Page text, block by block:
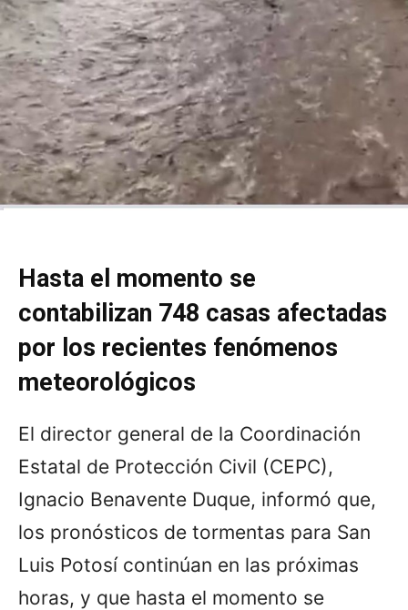
Hasta el momento se
contabilizan 748 casas afectadas
por los recientes fenómenos
meteorológicos
El director general de la Coordinación
Estatal de Protección Civil (CEPC),
Ignacio Benavente Duque, informó que,
los pronósticos de tormentas para San
Luis Potosí continúan en las próximas
horas, y que hasta el momento se